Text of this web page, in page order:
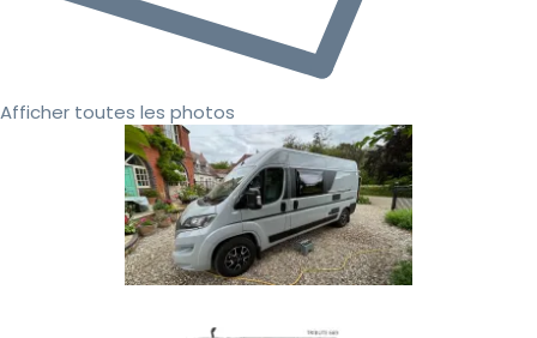
Afficher toutes les photos